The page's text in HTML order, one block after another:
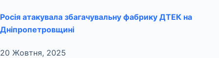
Росія атакувала збагачувальну фабрику ДТЕК на
Дніпропетровщині
20 Жовтня, 2025